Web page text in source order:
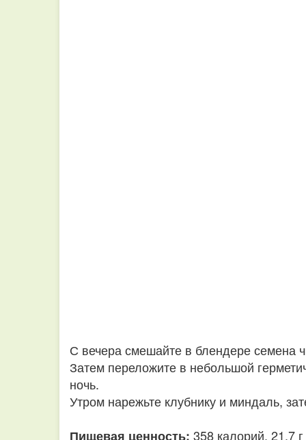
С вечера смешайте в блендере семена
Затем переложите в небольшой
ночь.
Утром нарежьте клубнику и миндаль,
Пищевая ценность: 358 калорий, 21,7